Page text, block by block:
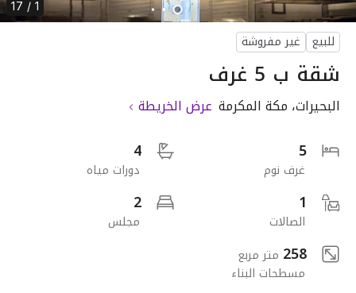
1 / 17
للبيع غير مفروشة
شقة ب 5 غرف
البحيرات، مكة المكرمة عرض الخريطة
5
غرف نوم
4
دورات مياه
1
الصالات
2
مجلس
258 متر مربع
مسطحات البناء